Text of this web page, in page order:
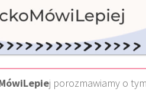
j porozmawiamy o